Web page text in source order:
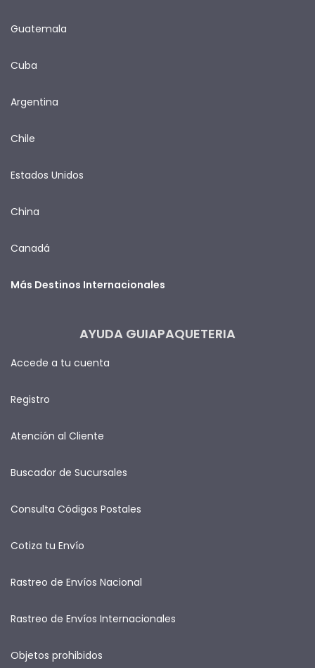
Guatemala
Cuba
Argentina
Chile
Estados Unidos
China
Canadá
Más Destinos Internacionales
AYUDA GUIAPAQUETERIA
Accede a tu cuenta
Registro
Atención al Cliente
Buscador de Sucursales
Consulta Códigos Postales
Cotiza tu Envío
Rastreo de Envíos Nacional
Rastreo de Envíos Internacionales
Objetos prohibidos